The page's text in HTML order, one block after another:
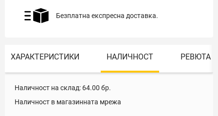
Безплатна експресна доставка.
ХАРАКТЕРИСТИКИ НАЛИЧНОСТ РЕВЮТА
Наличност на склад: 64.00 бр.
Наличност в магазинната мрежа